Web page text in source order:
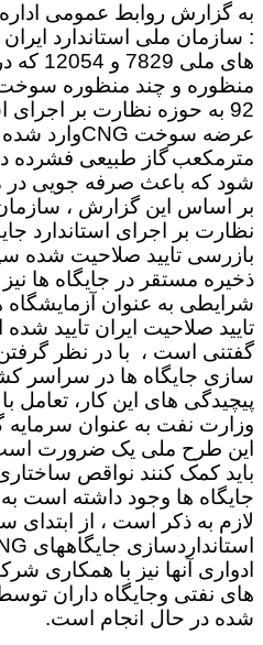
به گزارش روابط عمومی اداره
: سازمان ملی استاندارد ایران
های
منظوره و چند منظوره
92 به حوزه نظارت بر اجرای
عرضه سوخت CNGوارد
مترمکعبگاز طبیعی فشرده
شود که باعث صرفه جویی
بر اساس این گزارش ، سازمان
نظارت بر اجرای استاندارد
بازرسی تایید صلاحیت شده
ذخیره مستقر در جایگاه ها
شرایطی به عنوان
تایید صلاحیت ایران تایید
گفتنی است ، با در نظر گرفتن
سازی جایگاه ها در سراسر
پیچیدگی های این کار، تعامل
وزارت نفت به عنوان سرمایه
این طرح ملی یک ضرورت است
باید کمک کنند نواقص ساختاری
جایگاه ها وجود داشته است
لازم به ذکر است ، از
استانداردسازی جایگاههای
ادواری آنها نیز با همکاری
های نفتی وجایگاه داران
شده در حال انجام است.